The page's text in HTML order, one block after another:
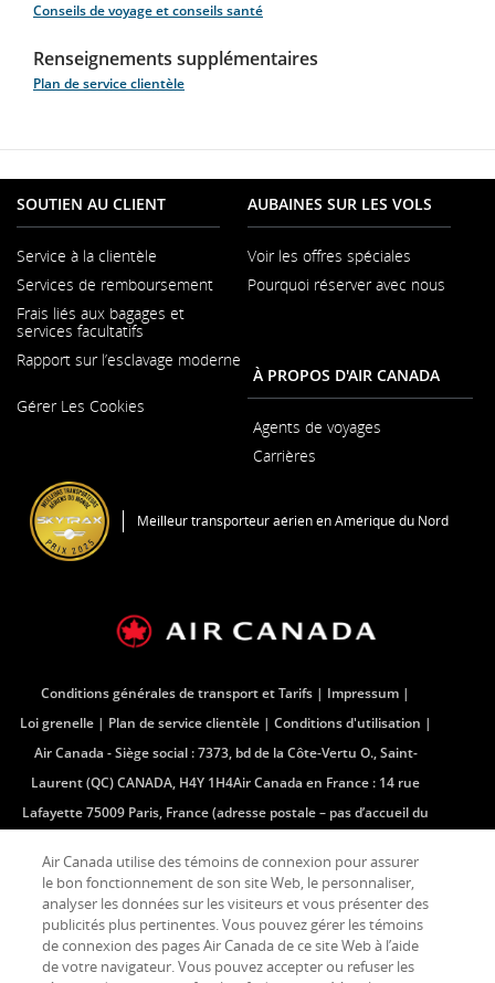
Conseils de voyage et conseils santé
Renseignements supplémentaires
Plan de service clientèle
SOUTIEN AU CLIENT
Service à la clientèle
dans
une
nouvelle
Services de remboursement
Frais liés aux bagages et
services facultatifs
Rapport sur l’esclavage moderne
dans
Gérer Les Cookies
AUBAINES SUR LES VOLS
Voir les offres spéciales
Pourquoi réserver avec nous
À PROPOS D'AIR CANADA
Agents de voyages
Carrières
nouvelle
Meilleur transporteur aérien en Amérique du Nord
Conditions générales de transport et Tarifs
Impressum
Loi grenelle
Plan de service clientèle
Conditions d'utilisation
Air Canada - Siège social : 7373, bd de la Côte-Vertu O., Saint-
Laurent (QC) CANADA, H4Y 1H4Air Canada en France : 14 rue
Lafayette 75009 Paris, France (adresse postale – pas d’accueil du
Air Canada en France : 14 rue Lafayette 75009 Paris, France
(adresse postale â pas dâ accueil du public)
Facebook
S'ouvreSiteTwitter
S'ouvreSiteYouTube
S'ouvreSiteFlux
S'ouvreSite
Air Canada utilise des témoins de connexion pour assurer
le bon fonctionnement de son site Web, le personnaliser,
analyser les données sur les visiteurs et vous présenter des
publicités plus pertinentes. Vous pouvez gérer les témoins
de connexion des pages Air Canada de ce site Web à l’aide
de votre navigateur. Vous pouvez accepter ou refuser les